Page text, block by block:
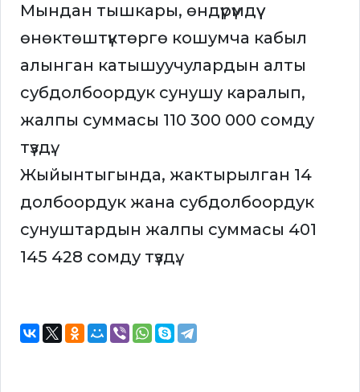
Мындан тышкары, өндүрүмдүү
өнөктөштүктөргө кошумча кабыл
алынган катышуучулардын алты
субдолбоордук сунушу каралып,
жалпы суммасы 110 300 000 сомду
түздү.
Жыйынтыгында, жактырылган 14
долбоордук жана субдолбоордук
сунуштардын жалпы суммасы 401
145 428 сомду түздү.